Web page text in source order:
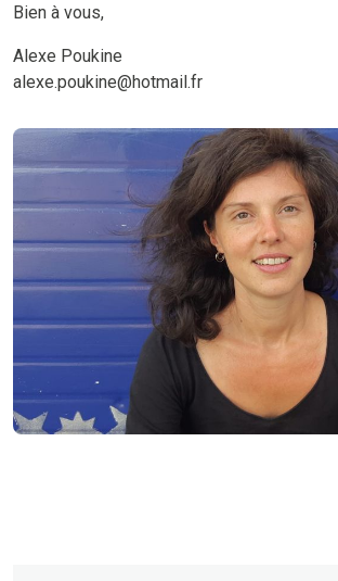
Bien à vous,
Alexe Poukine
alexe.poukine@hotmail.fr